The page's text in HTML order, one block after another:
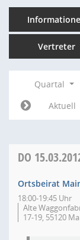
Vertreter
Quartal
Aktuell
DO
Ortsbeirat
18:00-19:45 Uhr
Alte
17-19, 55120